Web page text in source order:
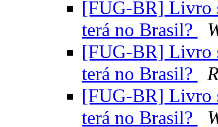
[FUG-BR] Livro
terá no Brasil?
[FUG-BR] Livro
terá no Brasil?
[FUG-BR] Livro
terá no Brasil?